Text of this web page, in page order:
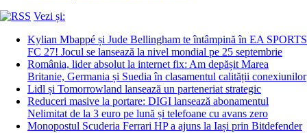
Vezi și:
Kylian Mbappé și Jude Bellingham te întâmpină în EA SPORTS
FC 27! Jocul se lansează la nivel mondial pe 25 septembrie
România, lider absolut la internet fix: Am depășit Marea
Britanie, Germania și Suedia în clasamentul calității conexiunilor
Lidl și Tomorrowland lansează un parteneriat strategic
Reduceri masive la portare: DIGI lansează abonamentul
Nelimitat de la 3 euro pe lună și telefoane cu avans zero
Monopostul Scuderia Ferrari HP a ajuns la Iași prin Bitdefender